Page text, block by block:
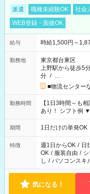
派遣 職種未経験OK 社会
WEB登録・面接OK
給与 時給1,500円～
勤務地
東京都台東区
上野駅から徒歩5
分 / …
■物流センター
勤務時間
【1日3時間～も
あり！ シフト例
▼18:00～21:00
期間 1日だけの単発
特徴 週1日からOK / 日
OK / 服装自由 /
し / パソコンスキ
気になる！